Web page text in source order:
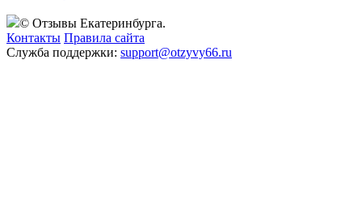
© Отзывы Екатеринбурга.
Контакты Правила сайта
Служба поддержки: support@otzyvy66.ru